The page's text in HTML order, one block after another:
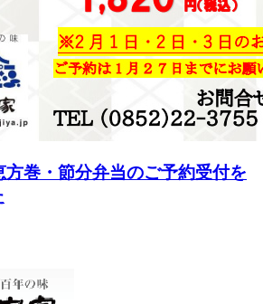
方巻・節分弁当のご予約受付を